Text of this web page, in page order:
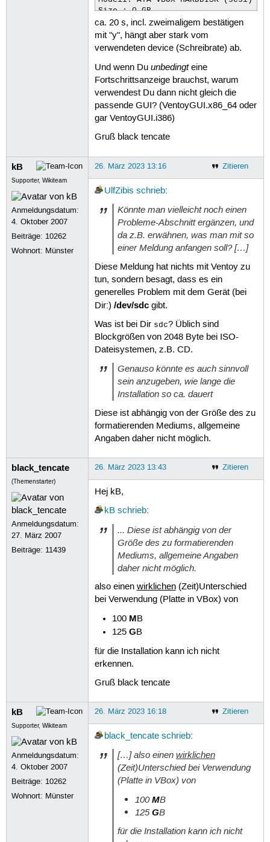
Size : 0 GB
Style: MBR
You will install Ventoy to /dev/
All the data on the disk /dev/sdb
Continue? (y/n) y
All the data on the disk /dev/sdb
Done
partition exist OK
create efi fat fs /dev/sdb2 ...
mkfs.fat 4.2 (2021-01-31)
success
Wait for partitions ...
/dev/sdb1 exist OK
/dev/sdb2 exist OK
partition exist OK
Format partition 1 /dev/sdb1 ...
mkexfatfs 1.3.0
Creating... done.
Flushing... done.
mkexfatfs success
writing data to disk ...
sync data ...
Install Ventoy to /dev/sdb
ich@ubu-VB-ohne-secure:~/
ca. 20 s, incl. zweimaligem bestätigen
mit "y", hängt aber stark vom
verwendeten device (Schreibrate) ab.
Und wenn Du unbedingteine
Fortschrittsanzeige brauchst, warum
verwendest Du dann nicht gleich die
passende GUI? (VentoyGUI.x86_64 oder
gar VentoyGUI.i386)
Gruß black tencate
kB
Supporter, Wikiteam
Anmeldungsdatum:
4. Oktober 2007
Beiträge: 10262
Wohnort: Münster
Zitieren
26. März 2023 13:16
UlfZibis schrieb:
Könnte man vielleicht noch einen
Probleme-Abschnitt ergänzen, und
da z.B. erwähnen, was man mit so
einer Meldung anfangen soll? […]
Diese Meldung hat nichts mit Ventoy zu
tun, sondern besagt, dass es ein
generelles Problem mit dem Gerät (bei
Dir:) /dev/sdcgibt.
Was ist bei Dir sdc? Üblich sind
Blockgrößen von 2048 Byte bei ISO-
Dateisystemen, z.B. CD.
Genauso könnte es auch sinnvoll
sein anzugeben, wie lange die
Installation so ca. dauert
Diese ist abhängig von der Größe des zu
formatierenden Mediums, allgemeine
Angaben daher nicht möglich.
black_tencate
(Themenstarter)
Anmeldungsdatum:
27. März 2007
Beiträge: 11439
Zitieren
26. März 2023 13:43
Hej kB,
kB schrieb:
... Diese ist abhängig von der
Größe des zu formatierenden
Mediums, allgemeine Angaben
daher nicht möglich.
also einen wirklichen(Zeit)Unterschied
bei Verwendung (Platte in VBox) von
100 MB
125GB
für die Installation kann ich nicht
erkennen.
Gruß black tencate
kB
Supporter, Wikiteam
Anmeldungsdatum:
4. Oktober 2007
Beiträge: 10262
Wohnort: Münster
Zitieren
26. März 2023 16:18
black_tencate schrieb:
[…] also einen wirklichen
(Zeit)Unterschied bei Verwendung
(Platte in VBox) von
100MB
125GB
für die Installation kann ich nicht